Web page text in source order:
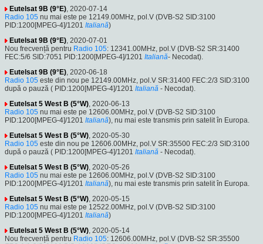
Eutelsat 9B (9°E), 2020-07-14
Radio 105 nu mai este pe 12149.00MHz, pol.V (DVB-S2 SID:3100
PID:1200[MPEG-4]/1201 Italiană)
Eutelsat 9B (9°E), 2020-07-01
Nou frecvență pentru Radio 105: 12341.00MHz, pol.V (DVB-S2 SR:31400
FEC:5/6 SID:7051 PID:1200[MPEG-4]/1201 Italiană- Necodat).
Eutelsat 9B (9°E), 2020-06-18
Radio 105 este din nou pe 12149.00MHz, pol.V SR:31400 FEC:2/3 SID:3100
după o pauză ( PID:1200[MPEG-4]/1201 Italiană - Necodat).
Eutelsat 5 West B (5°W), 2020-06-13
Radio 105 nu mai este pe 12606.00MHz, pol.V (DVB-S2 SID:3100
PID:1200[MPEG-4]/1201 Italiană), nu mai este transmis prin satelit în Europa.
Eutelsat 5 West B (5°W), 2020-05-30
Radio 105 este din nou pe 12606.00MHz, pol.V SR:35500 FEC:2/3 SID:3100
după o pauză ( PID:1200[MPEG-4]/1201 Italiană - Necodat).
Eutelsat 5 West B (5°W), 2020-05-26
Radio 105 nu mai este pe 12606.00MHz, pol.V (DVB-S2 SID:3100
PID:1200[MPEG-4]/1201 Italiană), nu mai este transmis prin satelit în Europa.
Eutelsat 5 West B (5°W), 2020-05-15
Radio 105 nu mai este pe 12522.00MHz, pol.V (DVB-S2 SID:3100
PID:1200[MPEG-4]/1201 Italiană)
Eutelsat 5 West B (5°W), 2020-05-14
Nou frecvență pentru Radio 105: 12606.00MHz, pol.V (DVB-S2 SR:35500